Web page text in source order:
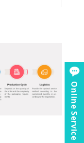
Online Service